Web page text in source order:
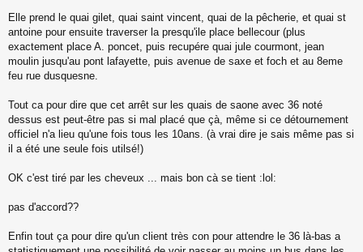
Elle prend le quai gilet, quai saint vincent, quai de la pêcherie, et quai st
antoine pour ensuite traverser la presqu'ile place bellecour (plus
exactement place A. poncet, puis recupére quai jule courmont, jean
moulin jusqu'au pont lafayette, puis avenue de saxe et foch et au 8eme
feu rue dusquesne.
Tout ca pour dire que cet arrêt sur les quais de saone avec 36 noté
dessus est peut-être pas si mal placé que çà, même si ce détournement
officiel n'a lieu qu'une fois tous les 10ans. (à vrai dire je sais même pas si
il a été une seule fois utilsé!)
OK c'est tiré par les cheveux ... mais bon cà se tient :lol:
pas d'accord??
Enfin tout ça pour dire qu'un client très con pour attendre le 36 là-bas a